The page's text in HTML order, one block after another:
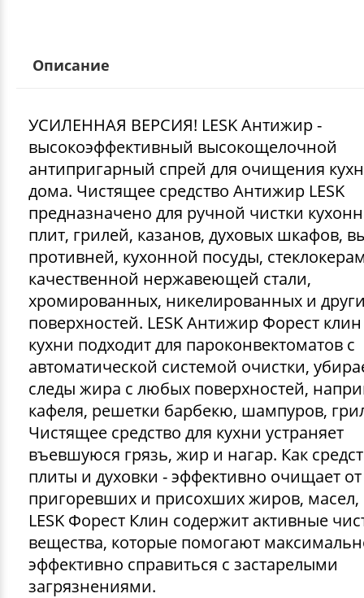
Описание
УСИЛЕННАЯ ВЕРСИЯ! LESK Антижир -
высокоэффективный высокощелочной
антипригарный спрей для очищения
дома. Чистящее средство Антижир LESK
предназначено для ручной чистки
плит, грилей, казанов, духовых шкафов,
противней, кухонной посуды,
качественной нержавеющей стали,
хромированных, никелированных и
поверхностей. LESK Антижир Форест
кухни подходит для пароконвектоматов с
автоматической системой очистки,
следы жира с любых поверхностей,
кафеля, решетки барбекю, шампуров,
Чистящее средство для кухни устраняет
въевшуюся грязь, жир и нагар. Как
плиты и духовки - эффективно очищает от
пригоревших и присохших жиров, масел,
LESK Форест Клин содержит активные
вещества, которые помогают
эффективно справиться с застарелыми
загрязнениями.